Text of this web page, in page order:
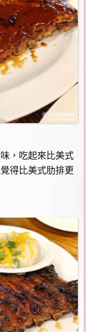
，吃起來比美式
得比美式肋排更